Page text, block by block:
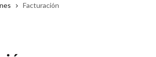
Facturación